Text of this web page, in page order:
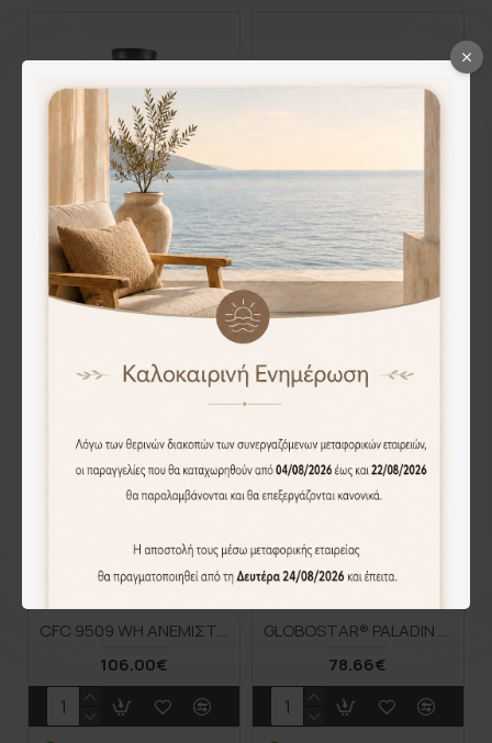
CFC 9508 ΠΛΑΦΟΝΙΕΡΑ ΑΝΕΜΙΣΤΗΡΑΣ ΜΕΤΑΛΛΙΚΟ ΜΑΥΡΟ 4XE-27 O ΑΝΕΜΙΣΤΗΡΑΣ 30W
115.00€
Άμεση Αγορά
CFC 9509 BK ΑΝΕΜΙΣΤΗΡΑΣ ΜΑΥΡΟΣ ΟΡΟΦΗΣ ΚΙΝΟΥΜΕΝΗ ΚΕΦΑΛΗ 30W, LED,CCT , DIMMER,CONTROL
106.00€
Άμεση Αγορά
CFC 9509 WH ΑΝΕΜΙΣΤΗΡΑΣ ΛΕΥΚΟΣ ΟΡΟΦΗΣ, ΚΙΝΟΥΜΕΝΗ ΚΕΦΑΛΗ 30W, LED, CCT, DIMMER,CONTROL
106.00€
GLOBOSTAR® PALADIN 61351 Μοντέρνο Φωτιστικό Τοίχου - Απλίκα Ξενοδοχείου Reading Light με Φορτιστή USB 3A & Wireless 20W LED 6W 720lm 36° & 360° AC 220-240V IP20 Φυσικό Λευκό 4500K - Bridgelux COB Chip & TÜV SÜD Driver - Μαύρο Ματ - Μ30 x Π11 x
78.66€